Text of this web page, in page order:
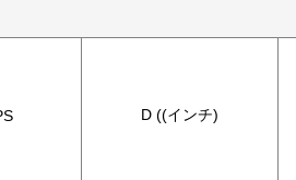
D ((インチ)